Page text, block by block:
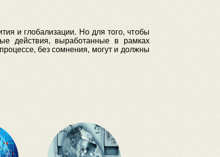
и глобализации. Но для того, чтобы
действия, выработанные в рамках
без сомнения, могут и должны